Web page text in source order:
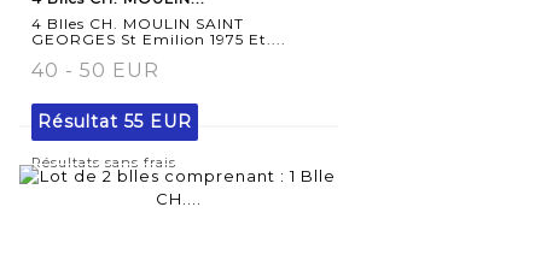
4 Blles CH. MOULIN SAINT
GEORGES St Emilion 1975 Et....
40 - 50 EUR
Résultat 55 EUR
Résultats sans frais